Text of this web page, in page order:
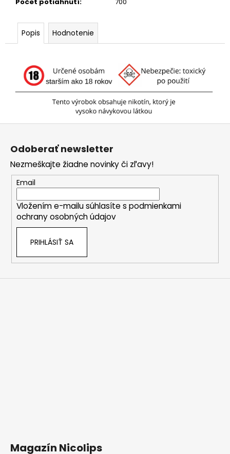
Popis Hodnotenie
Odoberať newsletter
Nezmeškajte žiadne novinky či zľavy!
Email
Vložením e-mailu súhlasíte s podmienkami
ochrany osobných údajov
PRIHLÁSIŤ SA
Magazín Nicolips